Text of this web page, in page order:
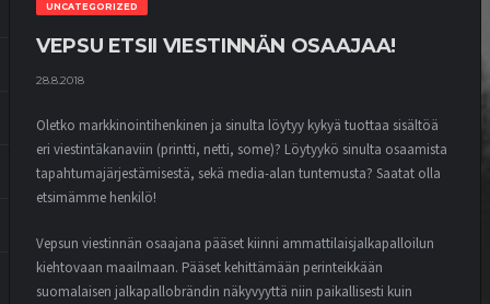
UNCATEGORIZED
VEPSU ETSII VIESTINNÄN OSAAJAA!
28.8.2018
Oletko markkinointihenkinen ja sinulta löytyy kykyä tuottaa sisältöä
eri viestintäkanaviin (printti, netti, some)? Löytyykö sinulta osaamista
tapahtumajärjestämisestä, sekä media-alan tuntemusta? Saatat olla
etsimämme henkilö!
Vepsun viestinnän osaajana pääset kiinni ammattilaisjalkapalloilun
kiehtovaan maailmaan. Pääset kehittämään perinteikkään
suomalaisen jalkapallobrändin näkyvyyttä niin paikallisesti kuin